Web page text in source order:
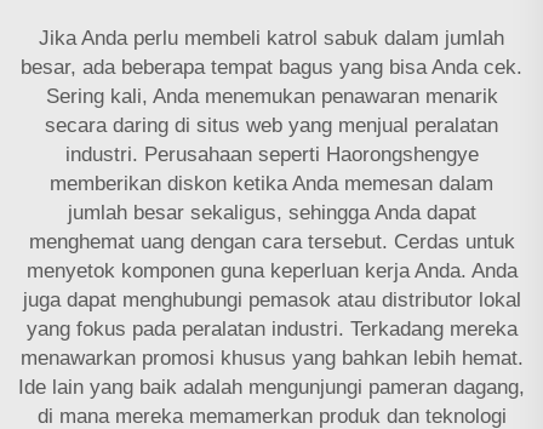
Jika Anda perlu membeli katrol sabuk dalam jumlah
besar, ada beberapa tempat bagus yang bisa Anda cek.
Sering kali, Anda menemukan penawaran menarik
secara daring di situs web yang menjual peralatan
industri. Perusahaan seperti Haorongshengye
memberikan diskon ketika Anda memesan dalam
jumlah besar sekaligus, sehingga Anda dapat
menghemat uang dengan cara tersebut. Cerdas untuk
menyetok komponen guna keperluan kerja Anda. Anda
juga dapat menghubungi pemasok atau distributor lokal
yang fokus pada peralatan industri. Terkadang mereka
menawarkan promosi khusus yang bahkan lebih hemat.
Ide lain yang baik adalah mengunjungi pameran dagang,
di mana mereka memamerkan produk dan teknologi